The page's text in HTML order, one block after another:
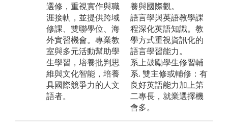
選修，重視實作與職
涯接軌，並提供跨域
修課、雙聯學位、海
外實習機會。專業教
室與多元活動幫助學
生學習，培養批判思
維與文化智能，培養
具國際競爭力的人文
語者。
養與國際觀。
語言學與英語教學課
程深化英語知識。教
學方式重視資訊化的
語言學習能力。
系上鼓勵學生修習輔
系. 雙主修或輔修：有
良好英語能力加上第
二專長，就業選擇機
會多。